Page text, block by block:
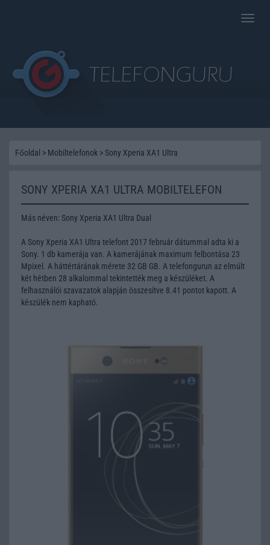
Toggle
Főoldal > Mobiltelefonok > Sony Xperia XA1 Ultra
SONY XPERIA XA1 ULTRA MOBILTELEFON
Más néven: Sony Xperia XA1 Ultra Dual
A Sony Xperia XA1 Ultra telefont 2017 február dátummal adta ki a
Sony. 1 db kamerája van. A kamerájának maximum felbontása 23
Mpixel. A háttértárának mérete 32 GB GB. A telefongurun az elmúlt
két hétben 28 alkalommal tekintették meg a készüléket. A
felhasználói szavazatok alapján összesítve 8.41 pontot kapott. A
készülék nem kapható.